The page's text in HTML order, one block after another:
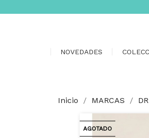
NOVEDADES
Inicio MARCAS
AGOTADO